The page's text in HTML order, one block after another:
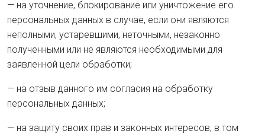
— на уточнение, блокирование или уничтожение его
персональных данных в случае, если они являются
неполными, устаревшими, неточными, незаконно
полученными или не являются необходимыми для
заявленной цели обработки;
— на отзыв данного им согласия на обработку
персональных данных;
— на защиту своих прав и законных интересов, в том